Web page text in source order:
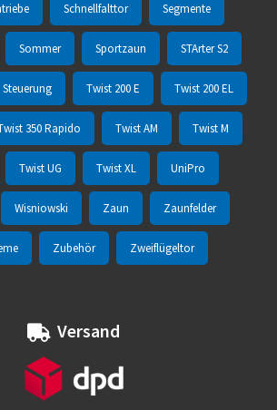
Schnellfalttor Segmente
Sommer Sportzaun STArter S2
Steuerung Twist 200 E Twist 200 EL
350 Rapido Twist AM Twist M
Twist UG Twist XL UniPro
Wisniowski Zaun Zaunfelder
Zubehör Zweiflügeltor
Versand